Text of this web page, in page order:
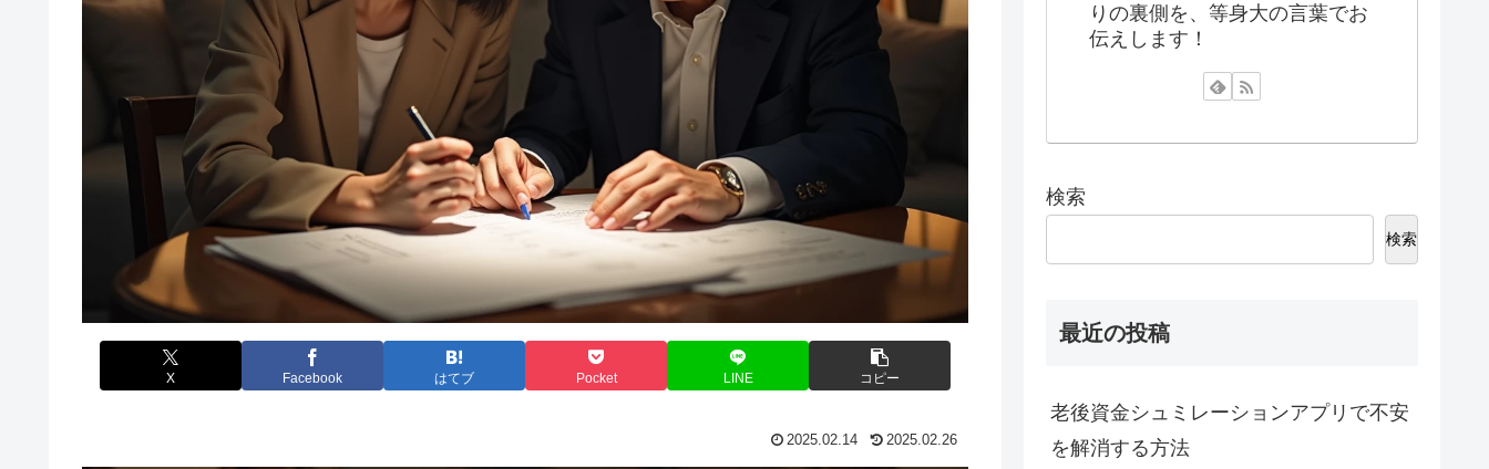
X Facebook はてブ Pocket LINE コピー
2025.02.14 2025.02.26
りの裏側を、等身大の言葉でお
伝えします！
検索
検索
最近の投稿
老後資金シュミレーションアプリで不安
を解消する方法